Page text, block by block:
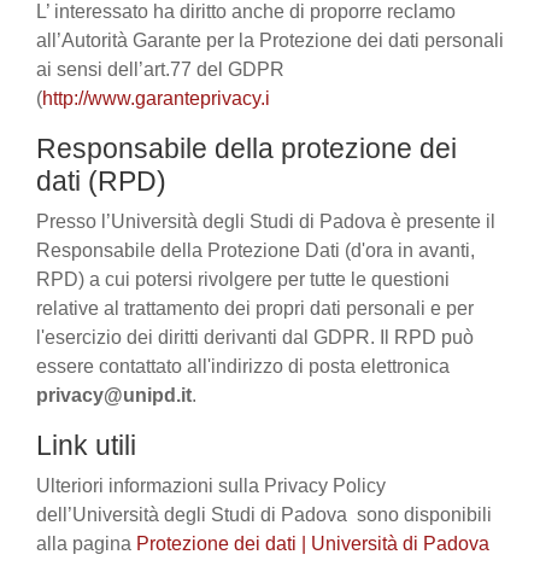
L’ interessato ha diritto anche di proporre reclamo
all’Autorità Garante per la Protezione dei dati personali
ai sensi dell’art.77 del GDPR
(http://www.garanteprivacy.i
Responsabile della protezione dei
dati (RPD)
Presso l’Università degli Studi di Padova è presente il
Responsabile della Protezione Dati (d'ora in avanti,
RPD) a cui potersi rivolgere per tutte le questioni
relative al trattamento dei propri dati personali e per
l'esercizio dei diritti derivanti dal GDPR. Il RPD può
essere contattato all'indirizzo di posta elettronica
privacy@unipd.it.
Link utili
Ulteriori informazioni sulla Privacy Policy
dell’Università degli Studi di Padova sono disponibili
alla pagina Protezione dei dati | Università di Padova